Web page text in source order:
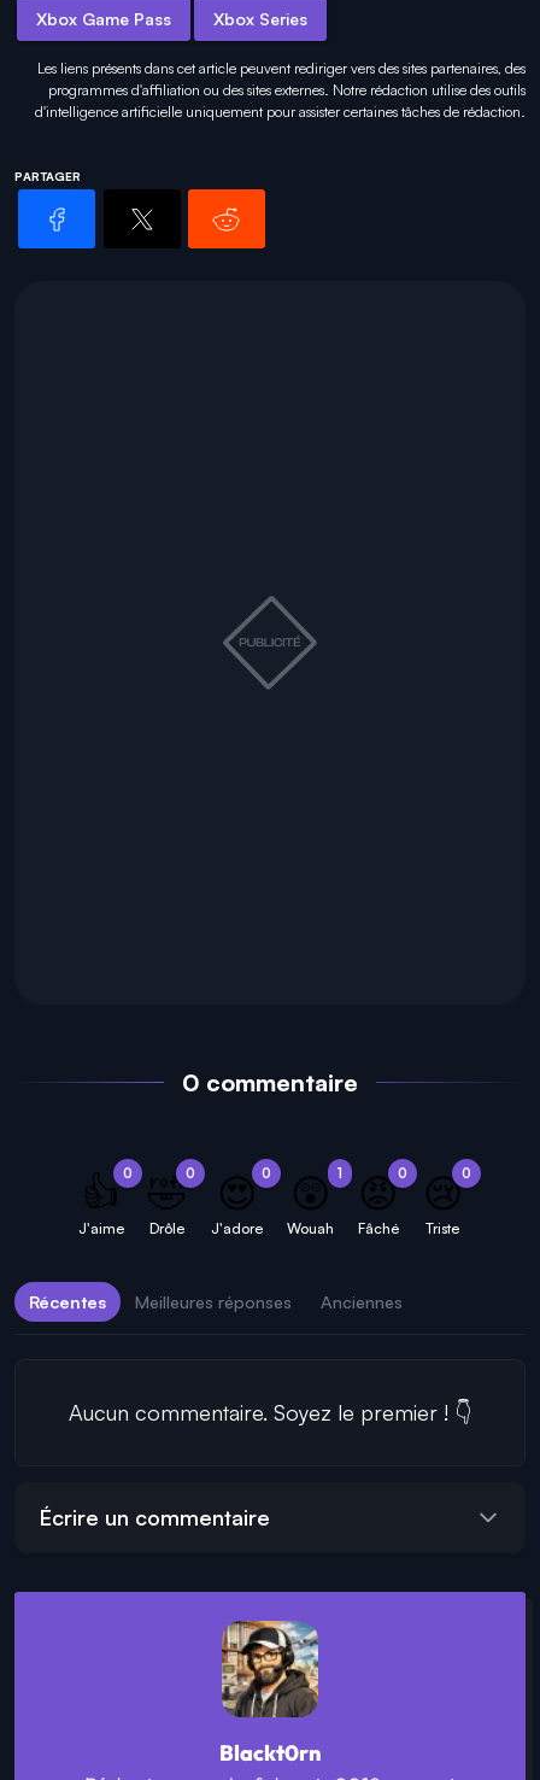
Xbox Game Pass Xbox Series
Les liens présents dans cet article peuvent rediriger vers des sites partenaires, des
programmes d'affiliation ou des sites externes. Notre rédaction utilise des outils
d'intelligence artificielle uniquement pourassister certaines tâches de rédaction.
PARTAGER
0 commentaire
0
👍
J'aime
0
🤣
Drôle
0
😍
J'adore
1
😲
Wouah
0
😡
Fâché
0
😢
Triste
Récentes Meilleures réponses Anciennes
Aucun commentaire. Soyez le premier ! 👇
Écrire un commentaire
Blackt0rn